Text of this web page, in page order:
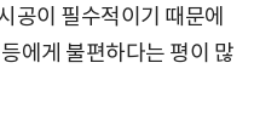
공이 필수적이기 때문에
에게 불편하다는 평이 많